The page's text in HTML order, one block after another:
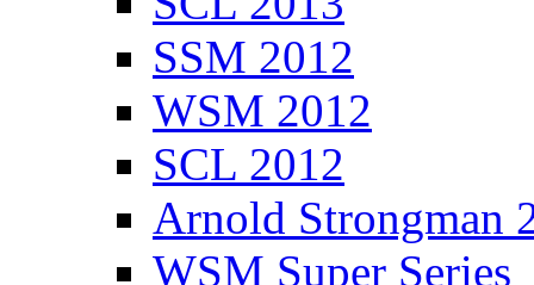
SSM 2012
WSM 2012
SCL 2012
Arnold Strongman
WSM Super Series